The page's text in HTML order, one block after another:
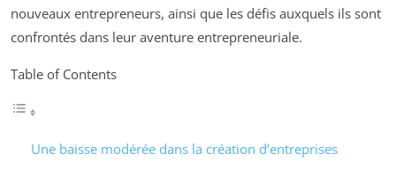
nouveaux entrepreneurs, ainsi que les défis auxquels ils sont
confrontés dans leur aventure entrepreneuriale.
Table of Contents
Une baisse modérée dans la création d’entreprises